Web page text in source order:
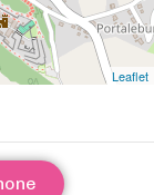
Leaflet